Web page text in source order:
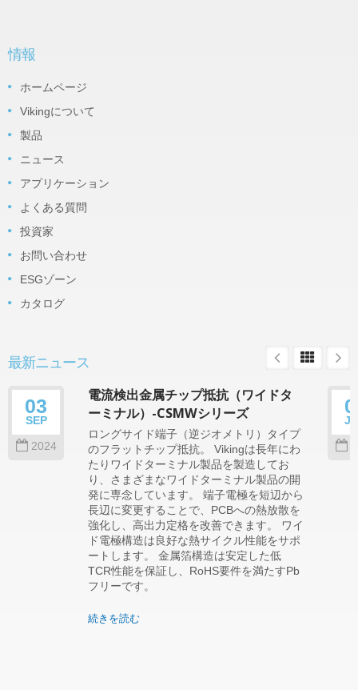
情報
ホームページ
Vikingについて
製品
ニュース
アプリケーション
よくある質問
投資家
お問い合わせ
ESGゾーン
カタログ
最新ニュース
03
SEP
2024
電流検出金属チップ抵抗（ワイドタ
ーミナル）-CSMWシリーズ
ロングサイド端子（逆ジオメトリ）タイプ
のフラットチップ抵抗。 Vikingは長年にわ
たりワイドターミナル製品を製造してお
り、さまざまなワイドターミナル製品の開
発に専念しています。 端子電極を短辺から
長辺に変更することで、PCBへの熱放散を
強化し、高出力定格を改善できます。 ワイ
ド電極構造は良好な熱サイクル性能をサポ
ートします。 金属箔構造は安定した低
TCR性能を保証し、RoHS要件を満たすPb
フリーです。
続きを読む